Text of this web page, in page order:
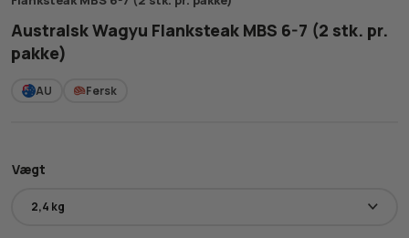
Australsk Wagyu Flanksteak MBS 6-7 (2 stk. pr.
pakke)
AU Fersk
Vægt